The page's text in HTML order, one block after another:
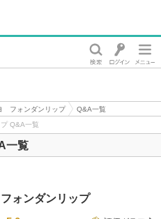
フォンダンリップ
Q&A一覧
Q&A一覧
一覧
ォンダンリップ